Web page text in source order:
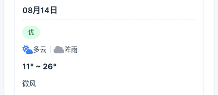
08月14日
优
多云 阵雨
11° ~ 26°
微风